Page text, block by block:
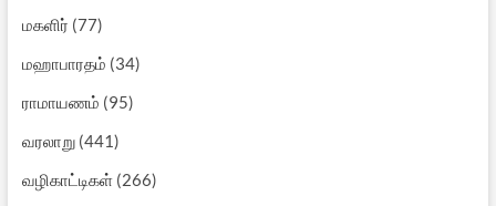
மகளிர் (77)
மஹாபாரதம் (34)
ராமாயணம் (95)
வரலாறு(441)
வழிகாட்டிகள்(266)